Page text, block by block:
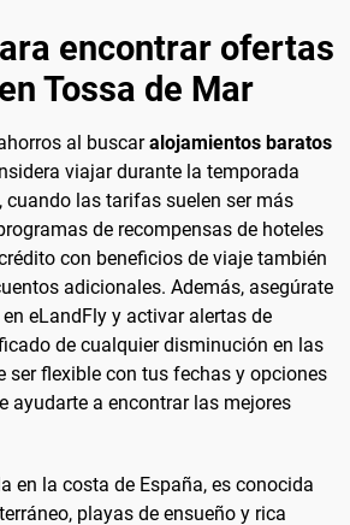
encontrar ofertas
Tossa de Mar
al buscaralojamientos baratos
viajar durante la temporada
cuando las tarifas suelen ser más
de recompensas de hoteles
con beneficios de viaje también
adicionales. Además, asegúrate
eLandFly y activar alertas de
de cualquier disminución en las
ser flexible con tus fechas y opciones
ayudarte a encontrar las mejores
en la costa de España, es conocida
playas de ensueño y rica